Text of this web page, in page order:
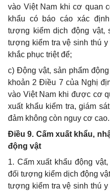
vào Việt Nam khi cơ quan
khẩu có báo cáo xác
tượng kiểm dịch động vật,
tượng kiểm tra vệ sinh thú
khắc phục triệt để;
c) Động vật, sản phẩm
khoản 2 Điều 7 của Nghị
vào Việt Nam khi được cơ
xuất khẩu kiểm tra, giám
đảm không còn nguy cơ cao.
Điều 9. Cấm xuất khẩu,
động vật
1. Cấm xuất khẩu động
đối tượng kiểm dịch động
tượng kiểm tra vệ sinh thú